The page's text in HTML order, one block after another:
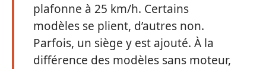
plafonne à 25 km/h. Certains
modèles se plient, d’autres non.
Parfois, un siège y est ajouté. À la
différence des modèles sans moteur,